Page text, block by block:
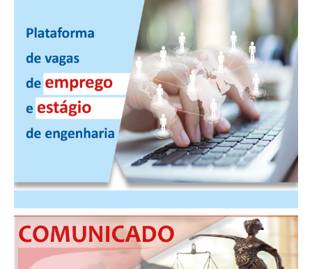
PUBLICIDADE
MANUAL DE REDAÇÃO
RELEASES
CONTATO
ASSOCIE-SE
ATUALIZAÇÃO CADASTRAL
NÚCLEO JOVEM